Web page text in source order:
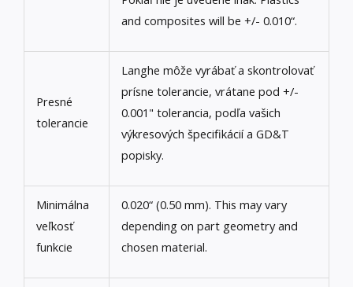
and composites will be +/- 0.010“.
Presné
tolerancie
Langhe môže vyrábať a skontrolovať
prísne tolerancie, vrátane pod +/-
0.001" tolerancia, podľa vašich
výkresových špecifikácií a GD&T
popisky.
Minimálna
veľkosť
funkcie
0.020“ (0.50 mm). This may vary
depending on part geometry and
chosen material.